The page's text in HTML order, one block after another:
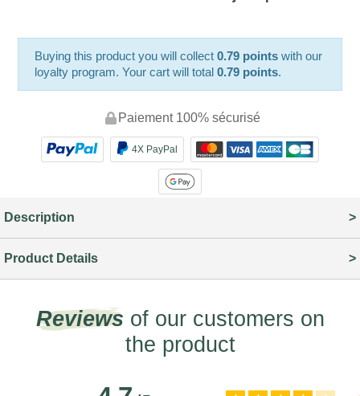
Buying this product you will collect0.79 points with our
loyalty program. Your cart will total0.79 points.
Paiement 100% sécurisé
4X PayPal
Description
Product Details
Reviews of our customers on
the product